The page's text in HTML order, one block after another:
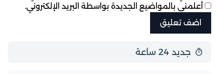
أعلمني بالمواضيع الجديدة بواسطة البريد الإلكتروني.
جديد 24 ساعة